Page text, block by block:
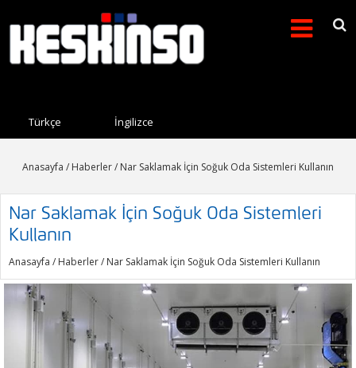
Arama formu
Türkçe İngilizce
Anasayfa / Haberler/ Nar Saklamak İçin Soğuk Oda Sistemleri Kullanın
Nar Saklamak İçin Soğuk Oda Sistemleri
Kullanın
Anasayfa / Haberler/ Nar Saklamak İçin Soğuk Oda Sistemleri Kullanın